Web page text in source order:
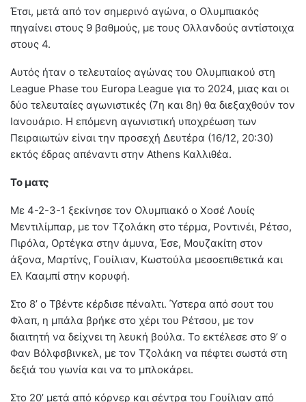
Έτσι, μετά από τον σημερινό αγώνα, ο Ολυμπιακός
πηγαίνει στους 9 βαθμούς, με τους Ολλανδούς αντίστοιχα
στους 4.
Αυτός ήταν ο τελευταίος αγώνας του Ολυμπιακού στη
League Phase του Europa League για το 2024, μιας και οι
δύο τελευταίες αγωνιστικές (7η και 8η) θα διεξαχθούν τον
Ιανουάριο. Η επόμενη αγωνιστική υποχρέωση των
Πειραιωτών είναι την προσεχή Δευτέρα (16/12, 20:30)
εκτός έδρας απέναντι στην Athens Καλλιθέα.
Το ματς
Με 4-2-3-1 ξεκίνησε τον Ολυμπιακό ο Χοσέ Λουίς
Μεντιλίμπαρ, με τον Τζολάκη στο τέρμα, Ροντινέι, Ρέτσο,
Πιρόλα, Ορτέγκα στην άμυνα, Έσε, Μουζακίτη στον
άξονα, Μαρτίνς, Γουίλιαν, Κωστούλα μεσοεπιθετικά και
Ελ Κααμπί στην κορυφή.
Στο 8’ ο Τβέντε κέρδισε πέναλτι. Ύστερα από σουτ του
Φλαπ, η μπάλα βρήκε στο χέρι του Ρέτσου, με τον
διαιτητή να δείχνει τη λευκή βούλα. Το εκτέλεσε στο 9’ ο
Φαν Βόλφσβινκελ, με τον Τζολάκη να πέφτει σωστά στη
δεξιά του γωνία και να το μπλοκάρει.
Στο 20’ μετά από κόρνερ και σέντρα του Γουίλιαν από